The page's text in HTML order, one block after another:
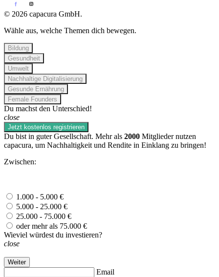
© 2026 capacura GmbH.
Wähle aus, welche Themen dich bewegen.
Bildung
Gesundheit
Umwelt
Nachhaltige Digitalisierung
Gesunde Ernährung
Female Founders
Du machst den Unterschied!
close
Jetzt kostenlos registrieren
Du bist in guter Gesellschaft. Mehr als 2000 Mitglieder nutzen
capacura, um Nachhaltigkeit und Rendite in Einklang zu bringen!
Zwischen:
1.000 - 5.000 €
5.000 - 25.000 €
25.000 - 75.000 €
oder mehr als 75.000 €
Wieviel würdest du investieren?
close
Weiter
Email